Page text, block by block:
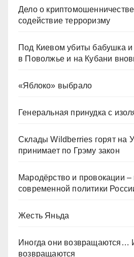
Дело о
содействие терроризму
Под Киевом убиты бабушка
в Поволжье и на Кубани
«Яблоко» выбрало
Генеральная принудка с
Склады Wildberries горят на
принимает по Грэму закон
Мародёрство и провокации –
современной политики
Жесть Яньда
Иногда они возвращаются…
возвращаются